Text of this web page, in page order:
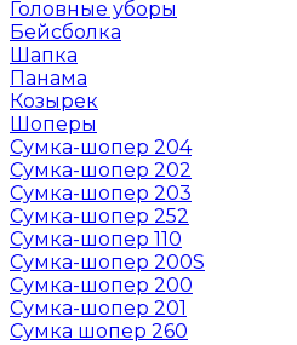
Головные уборы
Бейсболка
Шапка
Панама
Козырек
Шоперы
Сумка-шопер 204
Сумка-шопер 202
Сумка-шопер 203
Сумка-шопер 252
Сумка-шопер 110
Сумка-шопер 200S
Сумка-шопер 200
Сумка-шопер 201
Сумка шопер 260